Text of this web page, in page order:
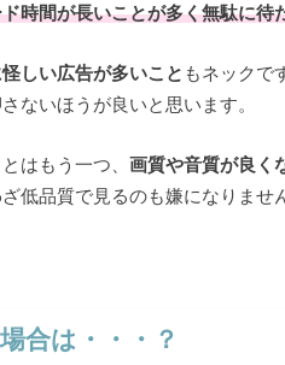
時間が長いことが多く無駄に待
しい広告が多いこと もネックで
ないほうが良いと思います。
はもう一つ、 画質や音質が良く
低品質で見るのも嫌になりませ
合は・・・？